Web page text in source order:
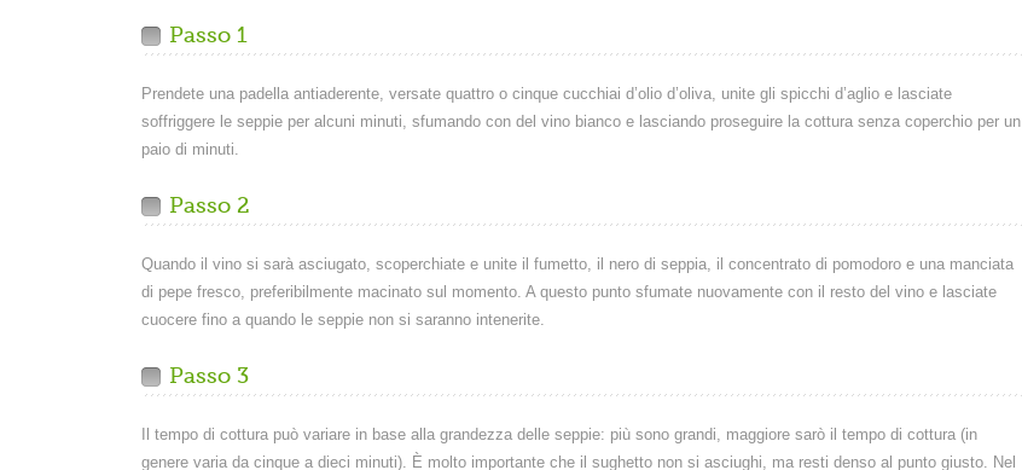
Passo 1
Prendete una padella antiaderente, versate quattro o cinque cucchiai d’olio d’oliva, unite gli spicchi d’aglio e lasciate
soffriggere le seppie per alcuni minuti, sfumando con del vino bianco e lasciando proseguire la cottura senza coperchio per un
paio di minuti.
Passo 2
Quando il vino si sarà asciugato, scoperchiate e unite il fumetto, il nero di seppia, il concentrato di pomodoro e una manciata
di pepe fresco, preferibilmente macinato sul momento. A questo punto sfumate nuovamente con il resto del vino e lasciate
cuocere fino a quando le seppie non si saranno intenerite.
Passo 3
Il tempo di cottura può variare in base alla grandezza delle seppie: più sono grandi, maggiore sarò il tempo di cottura (in
genere varia da cinque a dieci minuti). È molto importante che il sughetto non si asciughi, ma resti denso al punto giusto. Nel